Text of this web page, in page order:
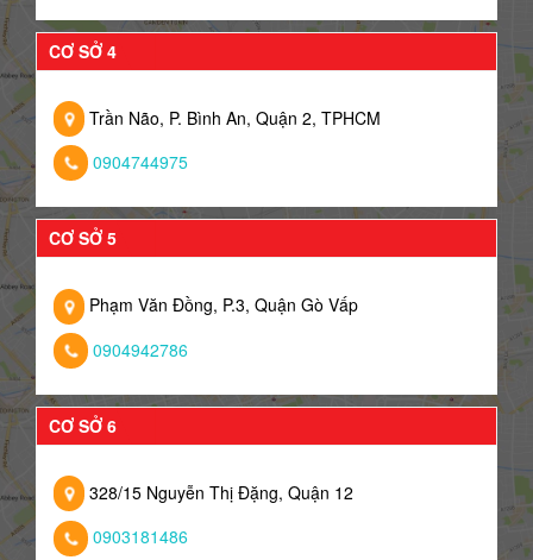
CƠ SỞ 4
Trần Não, P. Bình An, Quận 2, TPHCM
0904744975
CƠ SỞ 5
Phạm Văn Đồng, P.3, Quận Gò Vấp
0904942786
CƠ SỞ 6
328/15 Nguyễn Thị Đặng, Quận 12
0903181486